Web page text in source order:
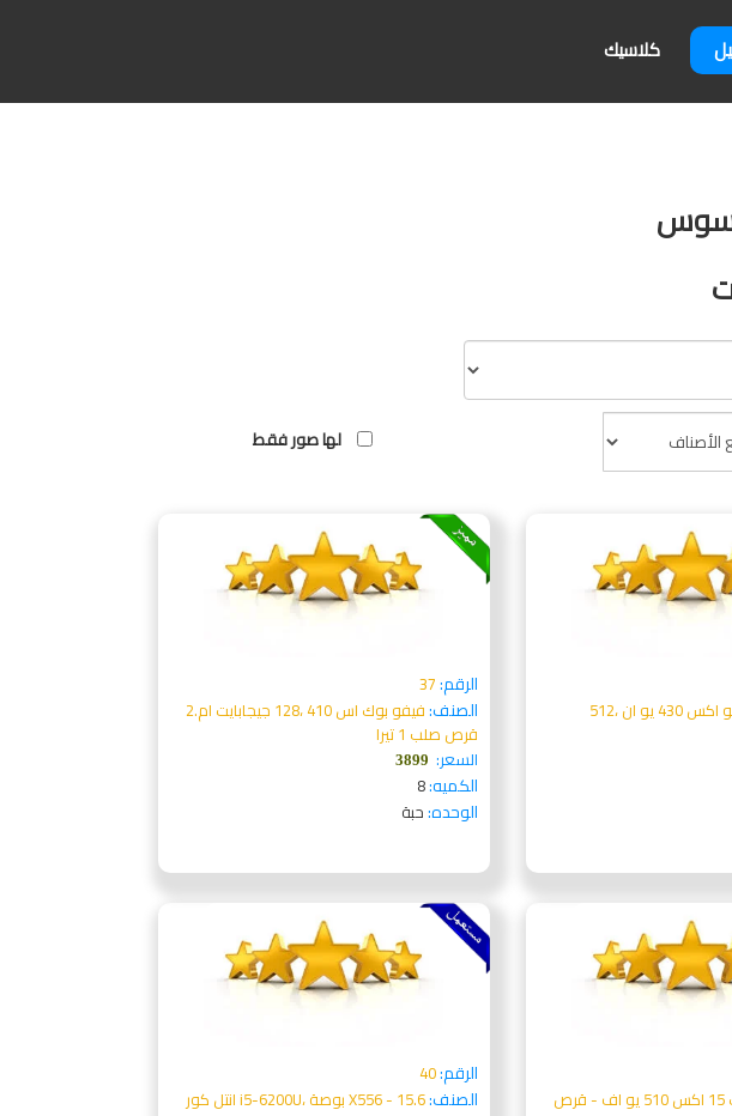
كلاسيك
لها صور فقط
زين بوك يو اكس 430 يو ان ،512
الرقم:37
الصنف:
فيفو بوك اس 410 ،128 جيجابايت ام.2
قرص صلب 1 تيرا
السعر: 3899
الكميه:8
الوحده:حبة
فيفو بوك 15 اكس 510 يو اف - قرص
الرقم:40
الصنف:X556 - 15.6 بوصة ،i5-6200U انتل كور